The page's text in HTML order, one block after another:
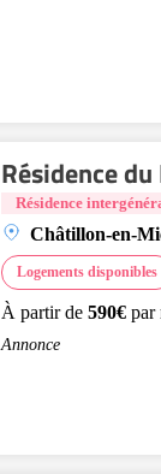
Résidence
Résidence
Châtillon-en-
Logements disponibles
À partir de 590€ par
Annonce